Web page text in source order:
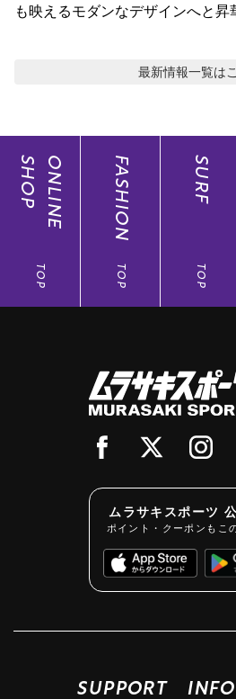
も映えるモダンなデザインへと昇
最新情報一覧は
ONLINE
SHOP
TOP
FASHION
TOP
SURF
TOP
ムラサキスポーツ
ポイント・クーポンもこ
SUPPORT